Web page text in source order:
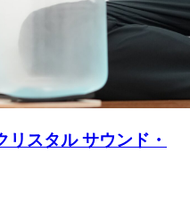
スタル サウンド・